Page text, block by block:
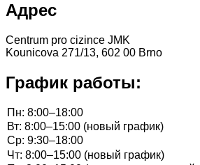
Адрес
Centrum pro cizince JMK
Kounicova 271/13, 602 00 Brno
График работы: